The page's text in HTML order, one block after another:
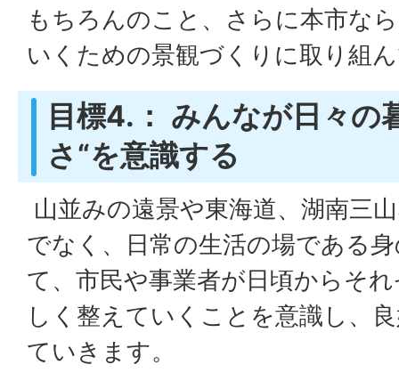
もちろんのこと、さらに本市な
いくための景観づくりに取り組
目標4.： みんなが日々の
さ“を意識する
山並みの遠景や東海道、湖南三
でなく、日常の生活の場である
て、市民や事業者が日頃からそ
しく整えていくことを意識し、
ていきます。